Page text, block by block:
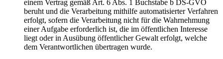
einem Vertrag gemäß Art. 6 Abs. 1 Buchstabe b DS-GVO
beruht und die Verarbeitung mithilfe automatisierter Verfahren
erfolgt, sofern die Verarbeitung nicht für die Wahrnehmung
einer Aufgabe erforderlich ist, die im öffentlichen Interesse
liegt oder in Ausübung öffentlicher Gewalt erfolgt, welche
dem Verantwortlichen übertragen wurde.